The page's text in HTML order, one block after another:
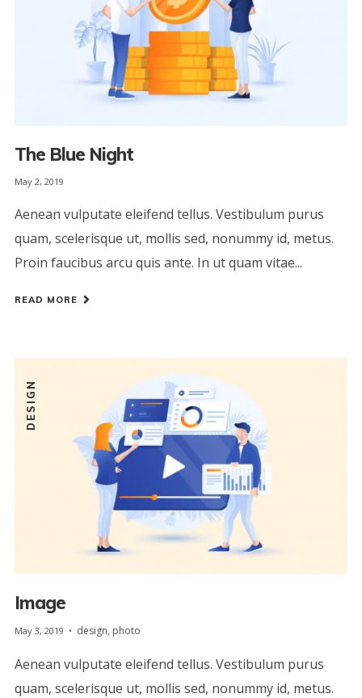
The Blue Night
May 2, 2019
Aenean vulputate eleifend tellus. Vestibulum purus
quam, scelerisque ut, mollis sed, nonummy id, metus.
Proin faucibus arcu quis ante. In ut quam vitae...
READ MORE
DESIGN
Image
May 3, 2019 design, photo
Aenean vulputate eleifend tellus. Vestibulum purus
quam, scelerisque ut, mollis sed, nonummy id, metus.